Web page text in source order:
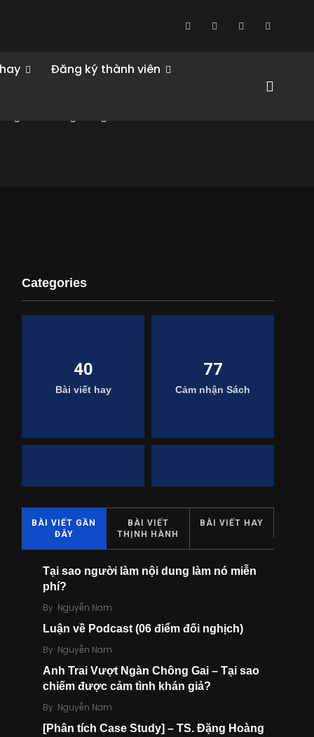
Đăng ký thành viên
Categories
40
Bài viết hay
77
Cảm nhận Sách
Case Marketing Chia sẻ sách
7
Chuyện của mình
0
BÀI VIẾT GẦN
ĐÂY
BÀI VIẾT
THỊNH HÀNH
BÀI VIẾT HAY
Tại sao người làm nội dung làm nó miễn
phí?
By Nguyễn Nam
Luận về Podcast (06 điểm đối nghịch)
By Nguyễn Nam
Anh Trai Vượt Ngàn Chông Gai – Tại sao
chiếm được cảm tình khán giả?
By Nguyễn Nam
[Phân tích Case Study] – TS. Đặng Hoàng